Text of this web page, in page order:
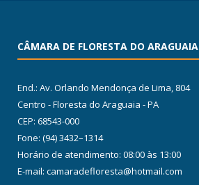
CÂMARA DE FLORESTA DO ARAGUAIA
End.: Av. Orlando Mendonça de Lima, 804
Centro - Floresta do Araguaia - PA
CEP: 68543-000
Fone: (94) 3432–1314
Horário de atendimento: 08:00 às 13:00
E-mail: camaradefloresta@hotmail.com